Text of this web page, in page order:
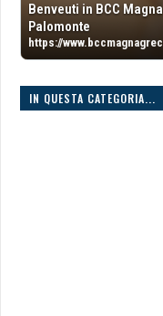
Benveuti in BCC
Palomonte
https://
IN QUESTA CATEGORIA...